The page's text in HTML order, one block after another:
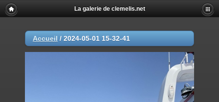
La galerie de clemelis.net
Accueil / 2024-05-01 15-32-41